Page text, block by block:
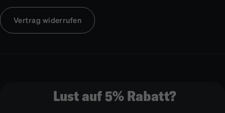
Vertrag widerrufen
Lust auf 5% Rabatt?